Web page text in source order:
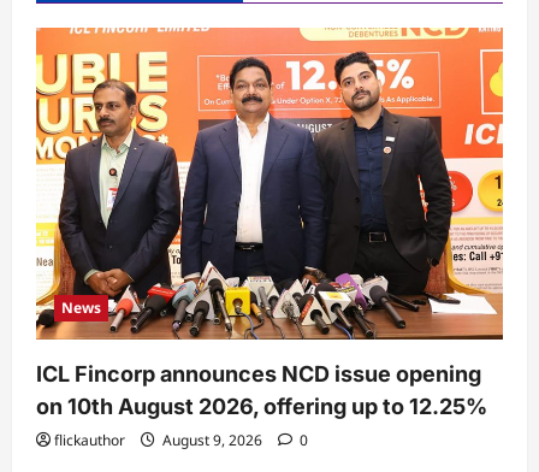
News
ICL Fincorp announces NCD issue opening
on 10th August 2026, offering up to 12.25%
flickauthor August 9, 2026 0